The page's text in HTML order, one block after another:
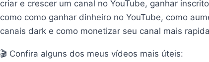
criar e crescer um canal no YouTube, ganhar
como como ganhar dinheiro no YouTube, como
canais dark e como monetizar seu canal mais
🎬 Confira alguns dos meus vídeos mais úteis: